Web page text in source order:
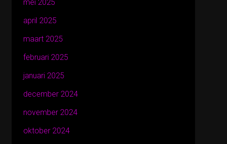
mei 2025
april 2025
maart 2025
februari 2025
januari 2025
december 2024
november 2024
oktober 2024